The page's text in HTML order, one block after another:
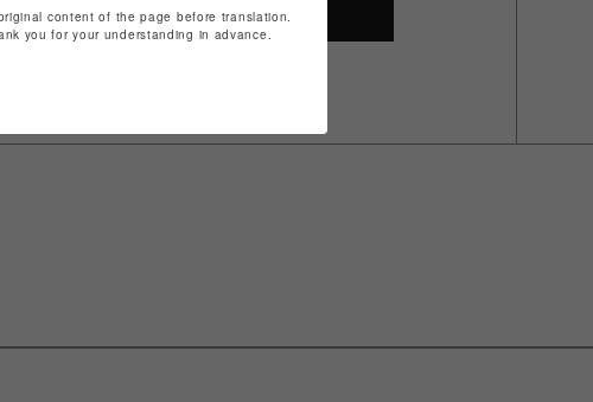
SHOP TOP
content of the page before translation.
you for your understanding in advance.